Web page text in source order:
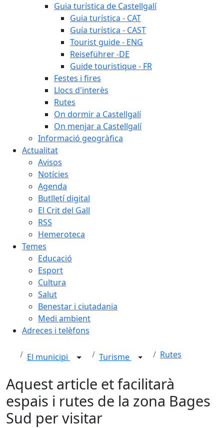
Guia turística de Castellgalí
Guia turística - CAT
Guía turística - CAST
Tourist guide - ENG
Reiseführer -DE
Guide touristique - FR
Festes i fires
Llocs d'interès
Rutes
On dormir a Castellgalí
On menjar a Castellgalí
Informació geogràfica
Actualitat
Avisos
Notícies
Agenda
Butlletí digital
El Crit del Gall
RSS
Hemeroteca
Temes
Educació
Esport
Cultura
Salut
Benestar i ciutadania
Medi ambient
Adreces i telèfons
El municipi Turisme Rutes
Aquest article et facilitarà
espais i rutes de la zona Bages
Sud per visitar